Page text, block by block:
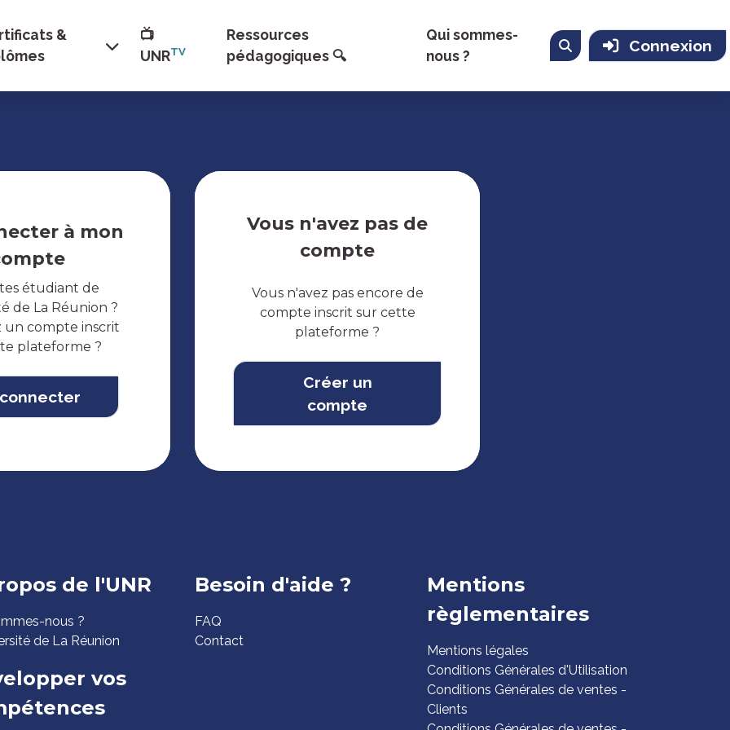
&
📺
UNRTV
Ressources
pédagogiques 🔍
Qui sommes-
nous ?
Connexion
à mon
étudiant de
de La Réunion ?
un compte inscrit
plateforme ?
Vous n'avez pas de
compte
Vous n'avez pas encore de
compte inscrit sur cette
plateforme ?
Créer un
compte
de l'UNR
nous ?
de La Réunion
vos
Besoin d'aide ?
FAQ
Contact
Mentions
règlementaires
Mentions légales
Conditions Générales d'Utilisation
Conditions Générales de ventes -
Clients